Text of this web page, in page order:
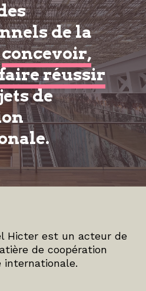
de la
concevoir,
réussir
de
Hicter est un acteur de
de coopération